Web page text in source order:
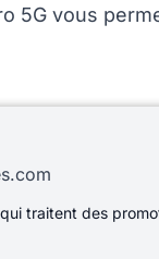
5G vous
traitent des